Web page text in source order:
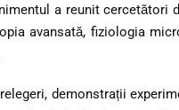
a reunit cercetători
avansată, fiziologia
demonstrații